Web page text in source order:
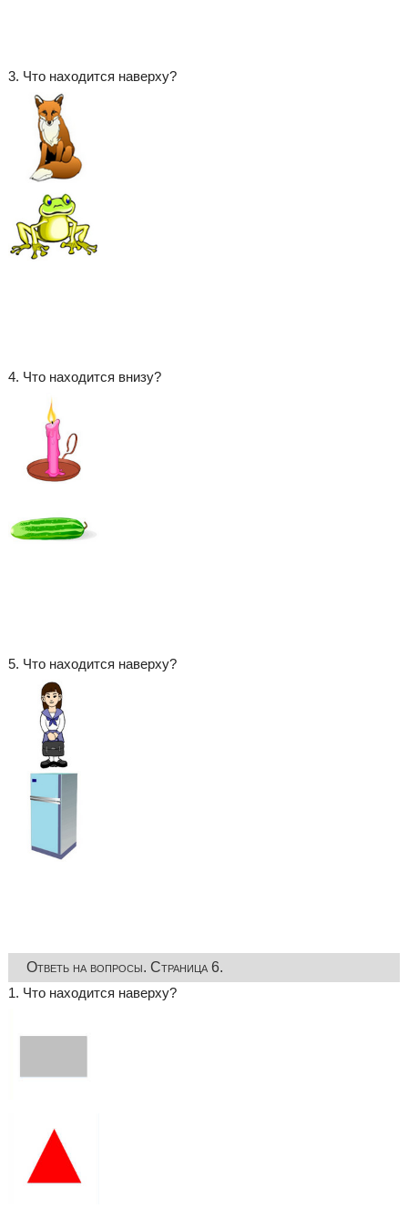
3. Что находится наверху?
4. Что находится внизу?
5. Что находится наверху?
Ответь на вопросы. Страница 6.
1. Что находится наверху?